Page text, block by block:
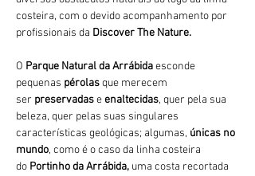
costeira, com o devido acompanhamento por
profissionais da Discover The Nature.
O Parque Natural da Arrábida esconde
pequenas pérolas que merecem
ser preservadas e enaltecidas, quer pela sua
beleza, quer pelas suas singulares
características geológicas; algumas, únicas no
mundo, como é o caso da linha costeira
do Portinho da Arrábida, uma costa recortada